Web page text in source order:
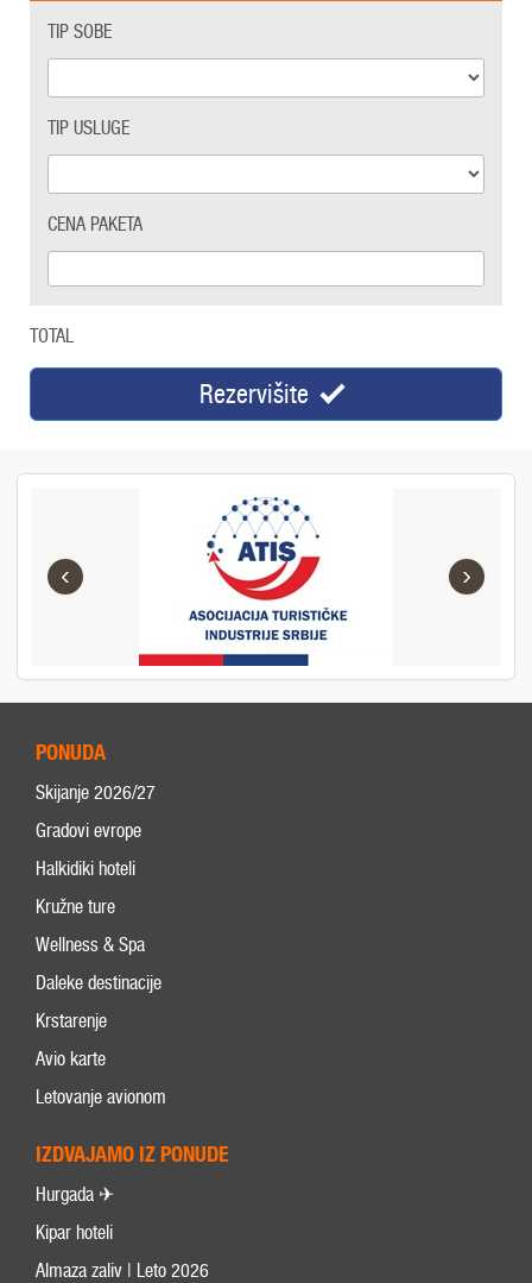
TIP SOBE
TIP USLUGE
CENA PAKETA
TOTAL
Rezervišite
‹ ›
PONUDA
Skijanje 2026/27
Gradovi evrope
Halkidiki hoteli
Kružne ture
Wellness & Spa
Daleke destinacije
Krstarenje
Avio karte
Letovanje avionom
IZDVAJAMO IZ PONUDE
Hurgada ✈
Kipar hoteli
Almaza zaliv | Leto 2026